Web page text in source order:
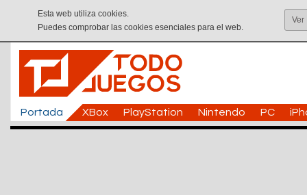
Esta web utiliza cookies.
Puedes comprobar las cookies esenciales para el web.
Ver
Portada XBox PlayStation Nintendo PC